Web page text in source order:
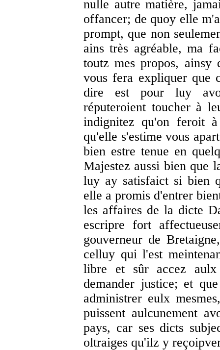
nulle autre matière,
offancer; de quoy elle
prompt, que non
ains très agréable, ma
toutz mes propos,
vous fera expliquer que
dire est pour luy
réputeroient toucher à
indignitez qu'on feroit
qu'elle s'estime vous
bien estre tenue en
Majestez aussi bien que
luy ay satisfaict si bien
elle a promis d'entrer
les affaires de la dicte
escripre fort
gouverneur de
celluy qui l'est
libre et sûr accez
demander justice; et
administrer eulx
puissent aulcunement
pays, car ses dicts
oltraiges qu'ilz y